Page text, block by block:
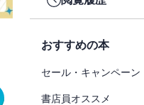
おすすめの本
セール・キャンペーン
書店員オススメ